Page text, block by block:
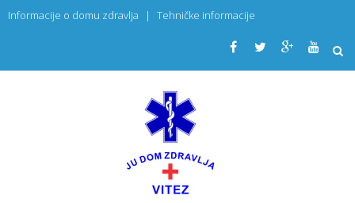
SkipInformacije o domu zdravlja | Tehničke informacije